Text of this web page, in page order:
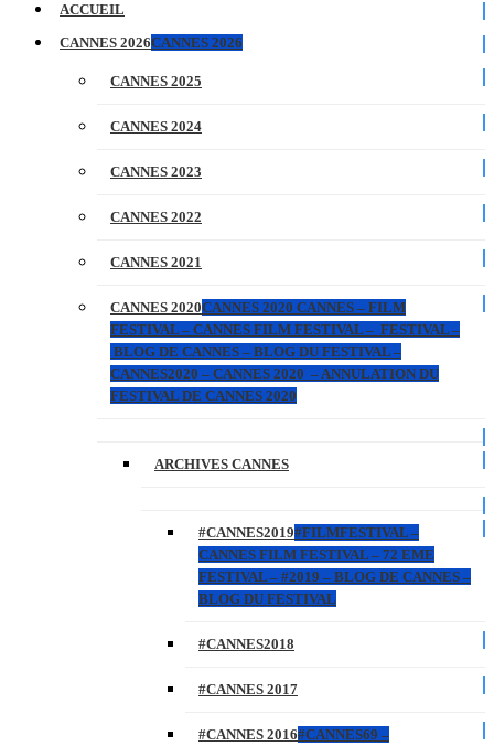
ACCUEIL
CANNES 2026CANNES 2026
CANNES 2025
CANNES 2024
CANNES 2023
CANNES 2022
CANNES 2021
CANNES 2020CANNES 2020 CANNES – FILM
FESTIVAL – CANNES FILM FESTIVAL – FESTIVAL –
BLOG DE CANNES – BLOG DU FESTIVAL –
CANNES2020 – CANNES 2020 – ANNULATION DU
FESTIVAL DE CANNES 2020
ARCHIVES CANNES
#CANNES2019#FILMFESTIVAL –
CANNES FILM FESTIVAL – 72 EME
FESTIVAL – #2019 – BLOG DE CANNES –
BLOG DU FESTIVAL
#CANNES2018
#CANNES 2017
#CANNES 2016#CANNES69 –